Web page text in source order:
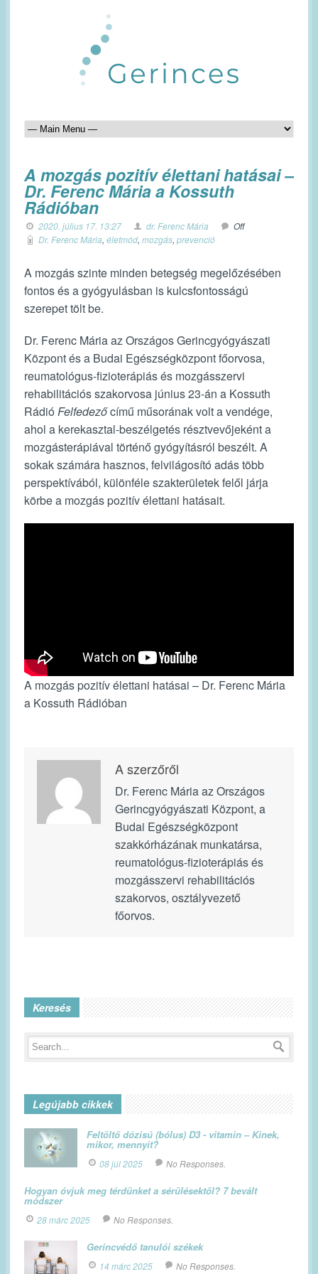
A mozgás pozitív élettani hatásai –
Dr. Ferenc Mária a Kossuth
Rádióban
2020. július 17. 13:27 dr. Ferenc Mária
Off
Dr. Ferenc Mária, életmód, mozgás, prevenció
A mozgás szinte minden betegség megelőzésében
fontos és a gyógyulásban is kulcsfontosságú
szerepet tölt be.
Dr. Ferenc Mária az Országos Gerincgyógyászati
Központ és a Budai Egészségközpont főorvosa,
reumatológus-fizioterápiás és mozgásszervi
rehabilitációs szakorvosa június 23-án a Kossuth
Rádió Felfedezőcímű műsorának volt a vendége,
ahol a kerekasztal-beszélgetés résztvevőjeként a
mozgásterápiával történő gyógyításról beszélt. A
sokak számára hasznos, felvilágosító adás több
perspektívából, különféle szakterületek felől járja
körbe a mozgás pozitív élettani hatásait.
A mozgás pozitív élettani hatásai – Dr. Ferenc Mária
a Kossuth Rádióban
A szerzőről
Dr. Ferenc Mária az Országos
Gerincgyógyászati Központ, a
Budai Egészségközpont
szakkórházának munkatársa,
reumatológus-fizioterápiás és
mozgásszervi rehabilitációs
szakorvos, osztályvezető
főorvos.
Keresés
Legújabb cikkek
Feltöltő dózisú (bólus) D3 - vitamin – Kinek,
mikor, mennyit?
08 júl 2025 No Responses.
Hogyan óvjuk meg térdünket a sérülésektől? 7 bevált
módszer
28 márc 2025 No Responses.
Gerincvédő tanulói székek
14 márc 2025 No Responses.